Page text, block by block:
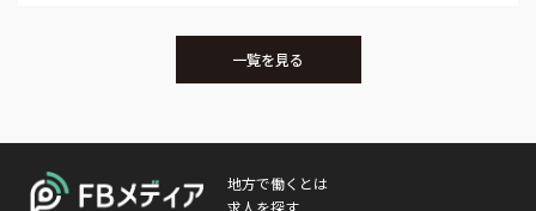
一覧を見る
地方で働くとは
求人を探す